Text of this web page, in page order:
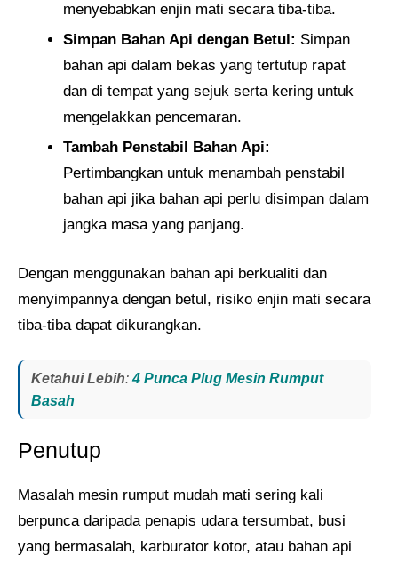
menyebabkan enjin mati secara tiba-tiba.
Simpan Bahan Api dengan Betul: Simpan
bahan api dalam bekas yang tertutup rapat
dan di tempat yang sejuk serta kering untuk
mengelakkan pencemaran.
Tambah Penstabil Bahan Api:
Pertimbangkan untuk menambah penstabil
bahan api jika bahan api perlu disimpan dalam
jangka masa yang panjang.
Dengan menggunakan bahan api berkualiti dan
menyimpannya dengan betul, risiko enjin mati secara
tiba-tiba dapat dikurangkan.
Ketahui Lebih:4 Punca Plug Mesin Rumput
Basah
Penutup
Masalah mesin rumput mudah mati sering kali
berpunca daripada penapis udara tersumbat, busi
yang bermasalah, karburator kotor, atau bahan api